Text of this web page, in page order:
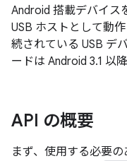
Android 搭載デバイス
USB ホストとして動
続されている USB デ
ードは Android 3.1 以
API の概要
まず、使用する必要